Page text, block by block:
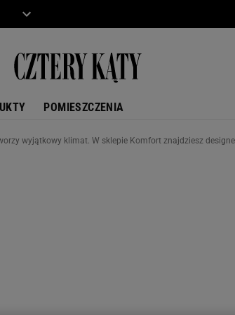
POMIESZCZENIA
wyjątkowy klimat. W sklepie Komfort znajdziesz